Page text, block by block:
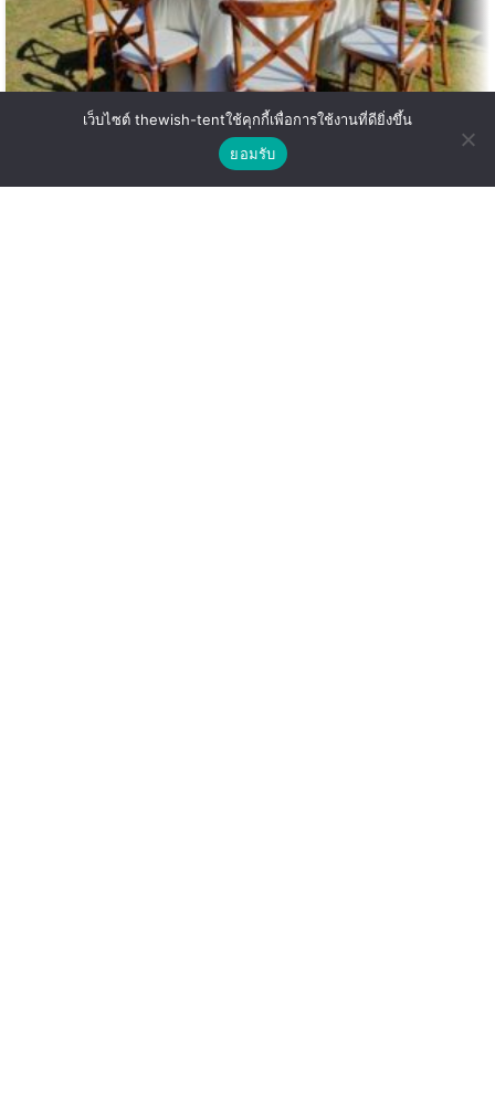
จัดงานทั้งที เลือก “เช่าเก้าอี้” อย่างไรให้งาน
เป๊ะ ปัง แขกประทับใจตั้งแต่แรกนั่ง | The
เว็บไซต์ thewish-tentใช้คุกกี้เพื่อการใช้งานที่ดียิ่งขึ้น
ยอมรับ
ติดต่อเรา